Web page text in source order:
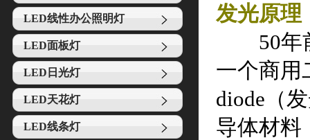
LED线性办公照明灯
LED面板灯
LED日光灯
LED天花灯
LED线条灯
发光原理
50年前
一个商用
diode（
导体材料